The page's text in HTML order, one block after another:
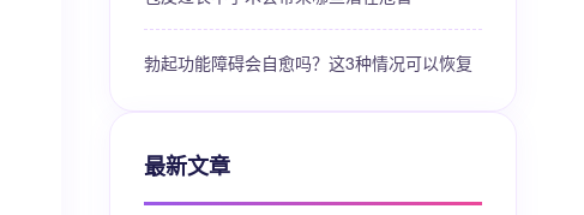
勃起功能障碍会自愈吗？这3种情况可以恢复
最新文章